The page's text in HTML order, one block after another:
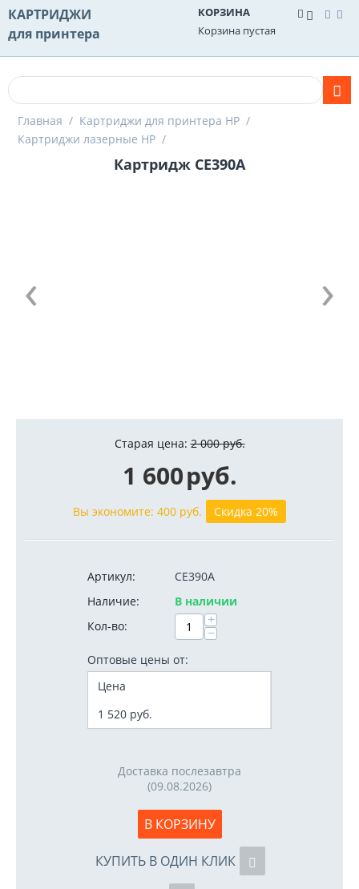
КАРТРИДЖИ
для принтера
КОРЗИНА
Корзина пустая
Главная / Картриджи для принтера HP /
Картриджи лазерные HP /
Картридж CE390A
Старая цена: 2 000 руб.
1 600руб.
Вы экономите: 400 руб. Скидка 20%
Артикул:
CE390A
Наличие:
В наличии
Кол-во:
+
−
Оптовые цены от:
Цена
1 520 руб.
Доставка послезавтра
(09.08.2026)
В КОРЗИНУ
КУПИТЬ В ОДИН КЛИК